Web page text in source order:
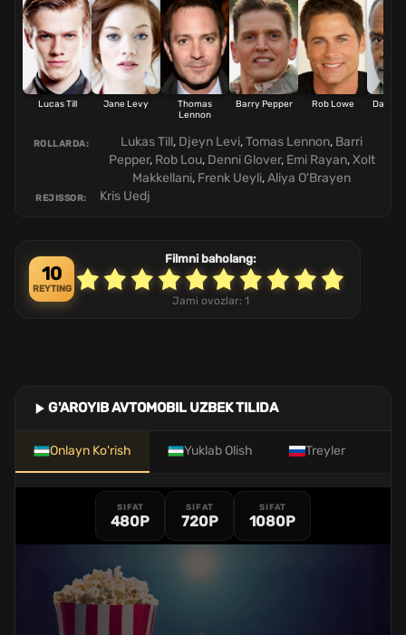
Lucas Till Jane Levy
Thomas
Lennon
Barry Pepper Rob Lowe Danny
ROLLARDA: Lukas Till, Djeyn Levi,Tomas Lennon, Barri
Pepper, Rob Lou, Denni Glover, Emi Rayan,Xolt
Makkellani, Frenk Ueyli,Aliya O'Brayen
REJISSOR: Kris Uedj
10
REYTING
Filmni baholang:
Jami ovozlar: 1
G'AROYIB AVTOMOBIL UZBEK TILIDA
Onlayn Ko'rish Yuklab Olish Treyler
SIFAT
480P
SIFAT
720P
SIFAT
1080P